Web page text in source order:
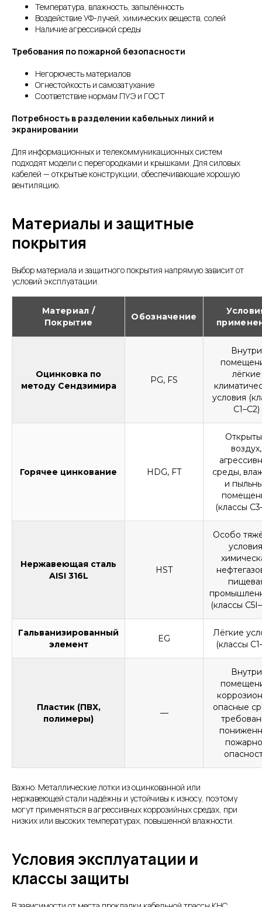
Температура, влажность, запылённость
Воздействие УФ-лучей, химических веществ, солей
Наличие агрессивной среды
Требования по пожарной безопасности
Негорючесть материалов
Огнестойкость и самозатухание
Соответствие нормам ПУЭ и ГОСТ
Потребность в разделении кабельных линий и
экранировании
Для информационных и телекоммуникационных систем
подходят модели с перегородками и крышками. Для силовых
кабелей — открытые конструкции, обеспечивающие хорошую
вентиляцию.
Материалы и защитные
покрытия
Выбор материала и защитного покрытия напрямую зависит от
условий эксплуатации.
Материал /
Покрытие
Обозначение
Оцинковка по
методу Сендзимира
PG, FS
Внутри
лёгкие
условия
С1–С2)
Горячее цинкование HDG, FT
воздух,
среды,
и
(классы
Нержавеющая сталь
AISI 316L
HST
Особо
(классы
Гальванизированный
элемент
EG
Лёгкие
(классы
Пластик (ПВХ,
полимеры)
—
Внутри
опасные
Важно: Металлические лотки из оцинкованной или
нержавеющей стали надёжны и устойчивы к износу, поэтому
могут применяться в агрессивных коррозийных средах, при
низких или высоких температурах, повышенной влажности.
Условия эксплуатации и
классы защиты